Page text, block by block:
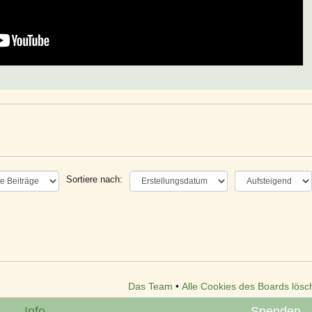
Sortiere nach:
Das Team • Alle Cookies des Boards